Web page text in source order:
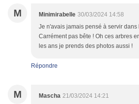
M Minimirabelle 30/03/2024 14:58
Je n'avais jamais pensé à servir
Carrément pas bête ! Oh ces arbres
les ans je prends des photos aussi !
Répondre
M Mascha 21/03/2024 14:21